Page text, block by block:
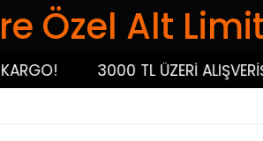
Özel Alt
3000 TL ÜZERİ